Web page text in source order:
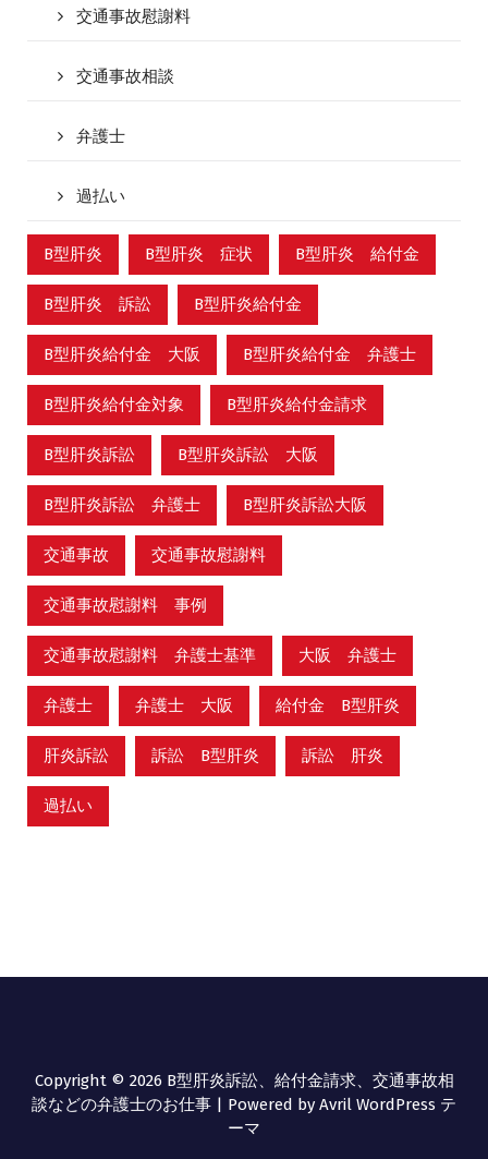
交通事故慰謝料
交通事故相談
弁護士
過払い
B型肝炎 B型肝炎 症状 B型肝炎 給付金
B型肝炎 訴訟 B型肝炎給付金
B型肝炎給付金 大阪 B型肝炎給付金 弁護士
B型肝炎給付金対象 B型肝炎給付金請求
B型肝炎訴訟 B型肝炎訴訟 大阪
B型肝炎訴訟 弁護士 B型肝炎訴訟大阪
交通事故 交通事故慰謝料
交通事故慰謝料 事例
交通事故慰謝料 弁護士基準 大阪 弁護士
弁護士 弁護士 大阪 給付金 B型肝炎
肝炎訴訟 訴訟 B型肝炎 訴訟 肝炎
過払い
Copyright © 2026 B型肝炎訴訟、給付金請求、交通事故相
談などの弁護士のお仕事 | Powered by Avril WordPress テ
ーマ